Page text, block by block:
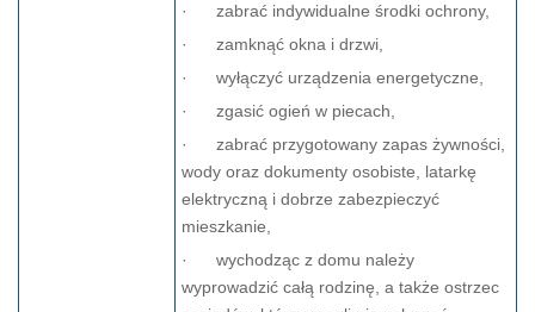
· zabrać indywidualne środki ochrony,
· zamknąć okna i drzwi,
· wyłączyć urządzenia energetyczne,
· zga­sić ogień w piecach,
· zabrać przygotowany zapas żywności,
wody oraz doku­menty osobiste, latarkę
elektryczną i dobrze zabezpieczyć
mieszkanie,
· wychodząc z domu należy
wyprowadzić całą rodzinę, a także ostrzec